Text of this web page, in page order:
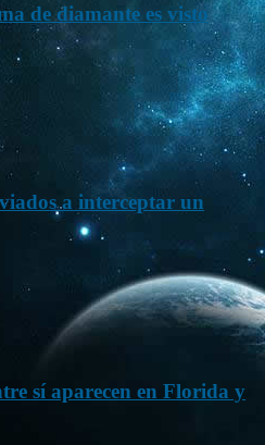
de diamante es visto
a interceptar un
sí aparecen en Florida y